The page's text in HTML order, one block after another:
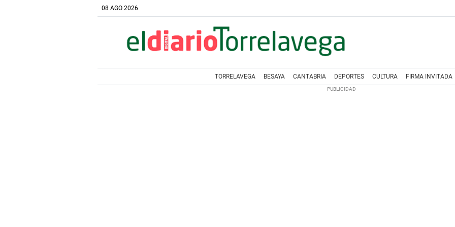
08 AGO 2026
TORRELAVEGA BESAYA CANTABRIA DEPORTES CULTURA FIRMA INVITADA